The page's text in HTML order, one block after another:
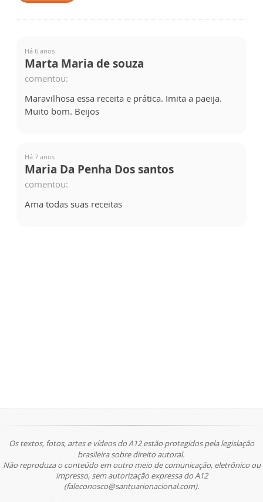
Há 6 anos
Marta Maria de souza
comentou:
Maravilhosa essa receita e prática. Imita a paeija.
Muito bom. Beijos
Há 7 anos
Maria Da Penha Dos santos
comentou:
Ama todas suas receitas
Os textos, fotos, artes e vídeos do A12 estão protegidos pela legislação
brasileira sobre direito autoral.
Não reproduza o conteúdo em outro meio de comunicação, eletrônico ou
impresso, sem autorização expressa do A12
(faleconosco@santuarionacional.com).